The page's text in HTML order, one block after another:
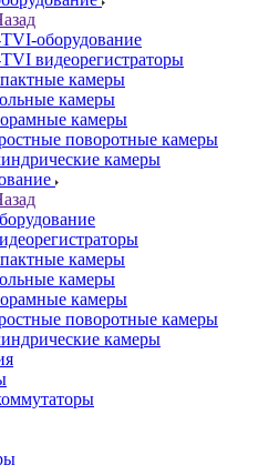
оборудование
видеорегистраторы
камеры
камеры
камеры
поворотные камеры
камеры
камеры
камеры
камеры
поворотные камеры
камеры